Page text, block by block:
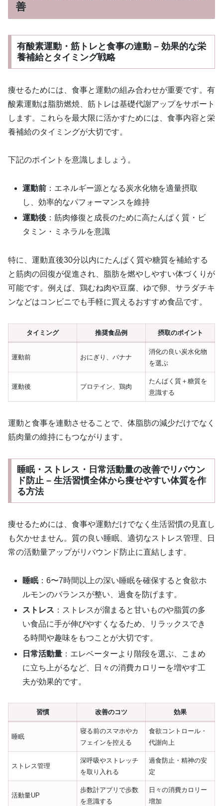
善
有酸素運動・筋トレと食事の連動 – 効果的な栄
養補給とタイミング戦略
痩せるためには、食事と運動の組み合わせが重要です。有
酸素運動は脂肪燃焼、筋トレは基礎代謝アップをサポート
します。これらを最大限に活かすためには、食事内容と栄
養補給のタイミングが大切です。
下記のポイントを意識しましょう。
運動前 ：エネルギー源となる炭水化物を適量摂取
し、効率的なパフォーマンスを維持
運動後 ：筋肉修復と成長のために高たんぱく質・ビ
タミン・ミネラルを意識
特に、運動直後30分以内にたんぱく質や糖質を補給する
と筋肉の回復が促進され、脂肪を燃やしやすい体づくりが
可能です。例えば、鶏むね肉や豆腐、ゆで卵、サラダチキ
ンなどはコンビニでも手軽に買えるおすすめ食品です。
タイミング 推奨食品例 摂取のポイント
運動前 おにぎり、バナナ
消化の良い炭水化物
を選ぶ
運動後 プロテイン、鶏肉
たんぱく質＋糖質を
意識する
運動と食事を連動させることで、体脂肪の減少だけでなく
筋肉量の維持にもつながります。
睡眠・ストレス・日常活動量の改善でリバウン
ド防止 – 生活習慣全体から痩せやすい体質を作
る方法
痩せるためには、食事や運動だけでなく生活習慣の見直し
も欠かせません。質の良い睡眠、適切なストレス管理、日
常の活動量アップがリバウンド防止に直結します。
睡眠：6〜7時間以上の深い睡眠を確保すると食欲ホ
ルモンのバランスが整い、過食を防げます。
ストレス ：ストレスが溜まると甘いものや脂質の多
い食品に手が伸びやすくなるため、リラックスでき
る時間や趣味をもつことが大切です。
日常活動量 ：エレベーターより階段を選ぶ、こまめ
に立ち上がるなど、日々の消費カロリーを増やす工
夫が効果的です。
習慣 改善のコツ 効果
睡眠
寝る前のスマホやカ
フェインを控える
食欲コントロール・
代謝向上
ストレス管理
深呼吸やストレッチ
を取り入れる
過食防止・精神の安
定
活動量UP
歩数計アプリで歩数
を意識する
日々の消費カロリー
増加